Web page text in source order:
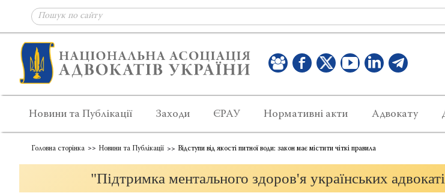
Новини та Публікації Заходи ЄРАУ Нормативні акти Адвокату
Головна сторінка Новини та Публікації Відступи від якості питної води: закон має містити чіткі правила
"Підтримка ментального здоров'я українських